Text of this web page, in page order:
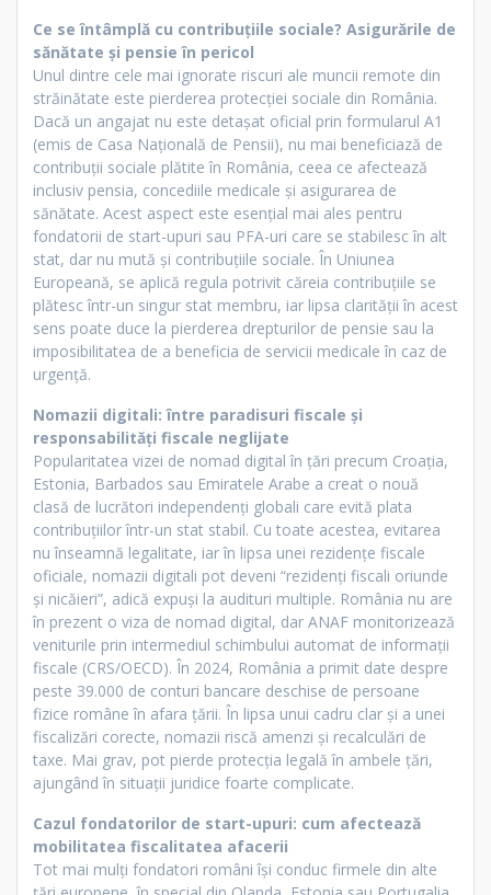
Ce se întâmplă cu contribuțiile sociale? Asigurările de
sănătate și pensie în pericol
Unul dintre cele mai ignorate riscuri ale muncii remote din
străinătate este pierderea protecției sociale din România.
Dacă un angajat nu este detașat oficial prin formularul A1
(emis de Casa Națională de Pensii), nu mai beneficiază de
contribuții sociale plătite în România, ceea ce afectează
inclusiv pensia, concediile medicale și asigurarea de
sănătate. Acest aspect este esențial mai ales pentru
fondatorii de start-upuri sau PFA-uri care se stabilesc în alt
stat, dar nu mută și contribuțiile sociale. În Uniunea
Europeană, se aplică regula potrivit căreia contribuțiile se
plătesc într-un singur stat membru, iar lipsa clarității în acest
sens poate duce la pierderea drepturilor de pensie sau la
imposibilitatea de a beneficia de servicii medicale în caz de
urgență.
Nomazii digitali: între paradisuri fiscale și
responsabilități fiscale neglijate
Popularitatea vizei de nomad digital în țări precum Croația,
Estonia, Barbados sau Emiratele Arabe a creat o nouă
clasă de lucrători independenți globali care evită plata
contribuțiilor într-un stat stabil. Cu toate acestea, evitarea
nu înseamnă legalitate, iar în lipsa unei rezidențe fiscale
oficiale, nomazii digitali pot deveni “rezidenți fiscali oriunde
și nicăieri”, adică expuși la audituri multiple. România nu are
în prezent o viza de nomad digital, dar ANAF monitorizează
veniturile prin intermediul schimbului automat de informații
fiscale (CRS/OECD). În 2024, România a primit date despre
peste 39.000 de conturi bancare deschise de persoane
fizice române în afara țării. În lipsa unui cadru clar și a unei
fiscalizări corecte, nomazii riscă amenzi și recalculări de
taxe. Mai grav, pot pierde protecția legală în ambele țări,
ajungând în situații juridice foarte complicate.
Cazul fondatorilor de start-upuri: cum afectează
mobilitatea fiscalitatea afacerii
Tot mai mulți fondatori români își conduc firmele din alte